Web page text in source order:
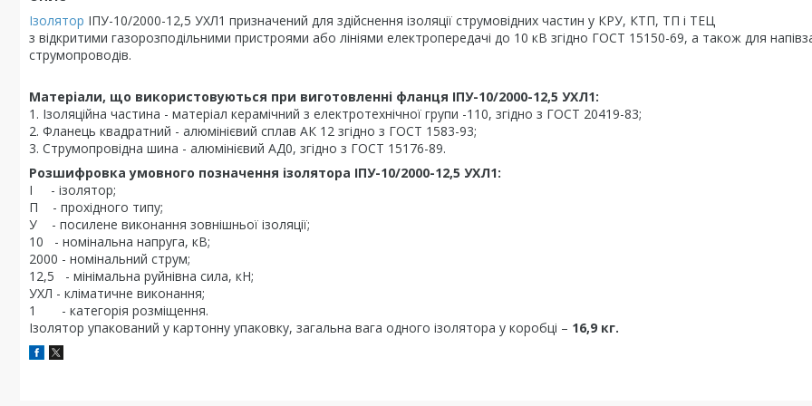
Ізолятор ІПУ-10/2000-12,5 УХЛ1 призначений для здійснення ізоляції струмовідних частин у КРУ, КТП, ТП і ТЕЦ
з відкритими газорозподільними пристроями або лініями електропередачі до 10 кВ згідно ГОСТ 15150-69, а також для
струмопроводів.
Матеріали, що використовуються при виготовленні фланця ІПУ-10/2000-12,5 УХЛ1:
1. Ізоляційна частина - матеріал керамічний з електротехнічної групи -110, згідно з ГОСТ 20419-83;
2. Фланець квадратний - алюмінієвий сплав АК 12 згідно з ГОСТ 1583-93;
3. Струмопровідна шина - алюмінієвий АД0, згідно з ГОСТ 15176-89.
Розшифровка умовного позначення ізолятора ІПУ-10/2000-12,5 УХЛ1:
І - ізолятор;
П - прохідного типу;
У - посилене виконання зовнішньої ізоляції;
10 - номінальна напруга, кВ;
2000 - номінальний струм;
12,5 - мінімальна руйнівна сила, кН;
УХЛ - кліматичне виконання;
1 - категорія розміщення.
Ізолятор упакований у картонну упаковку, загальна вага одного ізолятора у коробці – 16,9 кг.